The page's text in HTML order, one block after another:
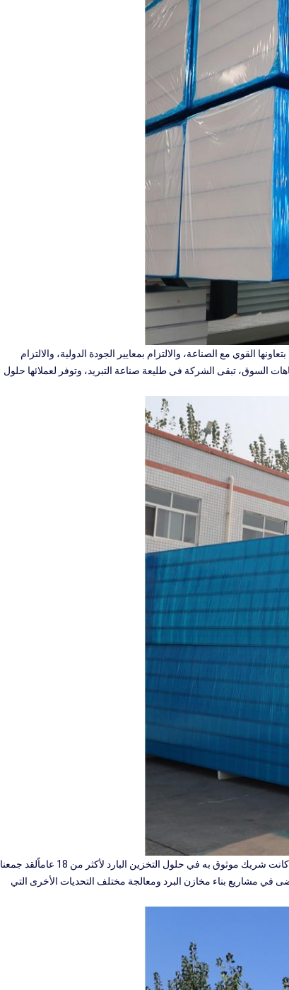
القوي مع الصناعة، والالتزام بمعايير الجودة الدولية، والالتزام
السوق، تبقى الشركة في طليعة صناعة التبريد، وتوفر لعملائها حلول
شركتنا التي تقع في "تشيجيانغ" وهي ضاحية مزدهرة بجانب "شنغهاي" كانت شريك موثوق به في حلول التخزين البارد لأكثر من 18 عاماًلقد جمعنا
في مشاريع بناء مخازن البرد ومعالجة مختلف التحديات الأخرى التي